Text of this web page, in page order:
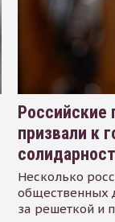
Российские
призвали к
Несколько
общественных
за решеткой и